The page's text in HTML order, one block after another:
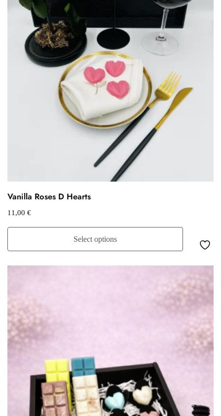
Vanilla Roses D Hearts
11,00 €
Select options